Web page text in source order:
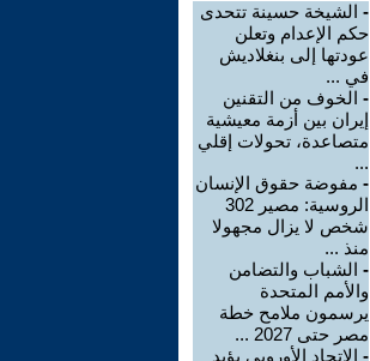
- الشيخة حسينة تتحدى
حكم الإعدام وتعلن
عودتها إلى بنغلاديش
في ...
- الخوف من التقنين
إيران بين أزمة معيشية
متصاعدة، تحولات إقلي
...
- مفوضة حقوق الإنسان
الروسية: مصير 302
شخص لا يزال مجهولا
منذ ...
- الشباب والتضامن
والأمم المتحدة
يرسمون ملامح خطة
مصر حتى 2027 ...
- الاتحاد الأوروبي يؤيد